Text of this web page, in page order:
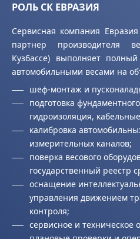
РОЛЬ СК ЕВРАЗИЯ
Сервисная компания
партнер производителя
Кузбассе) выполняет
автомобильными весами на
шеф-монтаж и
подготовка
гидроизоляция,
калибровка
измерительных каналов;
поверка весового
государственный реестр
оснащение
управления движением
контроля;
сервисное и техническое